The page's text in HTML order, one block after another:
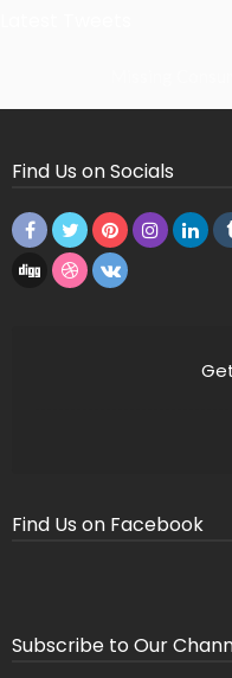
Find Us on Socials
Find Us on Facebook
Subscribe to Our